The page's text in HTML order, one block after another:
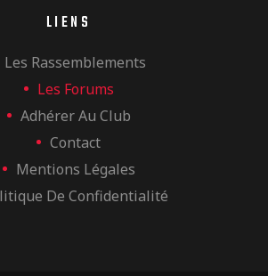
LIENS
Les Rassemblements
Les Forums
Adhérer Au Club
Contact
Mentions Légales
De Confidentialité